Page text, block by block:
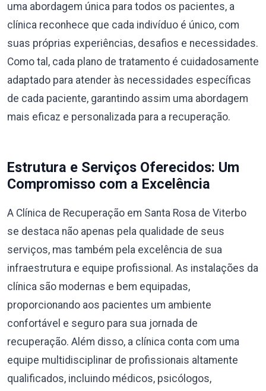
uma abordagem única para todos os pacientes, a
clínica reconhece que cada indivíduo é único, com
suas próprias experiências, desafios e necessidades.
Como tal, cada plano de tratamento é cuidadosamente
adaptado para atender às necessidades específicas
de cada paciente, garantindo assim uma abordagem
mais eficaz e personalizada para a recuperação.
Estrutura e Serviços Oferecidos: Um
Compromisso com a Excelência
A Clínica de Recuperação em Santa Rosa de Viterbo
se destaca não apenas pela qualidade de seus
serviços, mas também pela excelência de sua
infraestrutura e equipe profissional. As instalações da
clínica são modernas e bem equipadas,
proporcionando aos pacientes um ambiente
confortável e seguro para sua jornada de
recuperação. Além disso, a clínica conta com uma
equipe multidisciplinar de profissionais altamente
qualificados, incluindo médicos, psicólogos,